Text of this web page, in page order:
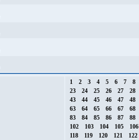
1 2 3 4 5 6 7 8
23
24 25 26 27 28
43
44 45 46 47 48
63
64 65 66 67 68
83
84 85 86 87 88
102
103 104 105 106
118
119 120 121 122